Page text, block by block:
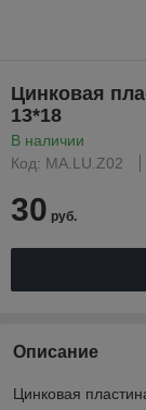
Цинковая
13*18
В наличии
Код: MA.LU.Z02
30 руб.
Описание
Цинковая